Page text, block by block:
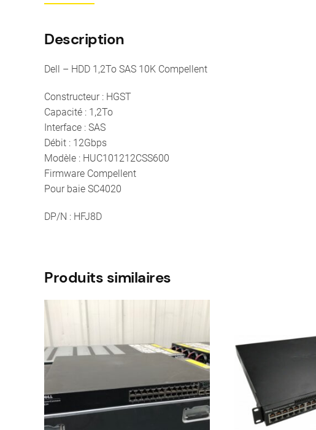
Description
Dell – HDD 1,2To SAS 10K Compellent
Constructeur : HGST
Capacité : 1,2To
Interface : SAS
Débit : 12Gbps
Modèle : HUC101212CSS600
Firmware Compellent
Pour baie SC4020
DP/N : HFJ8D
Produits similaires